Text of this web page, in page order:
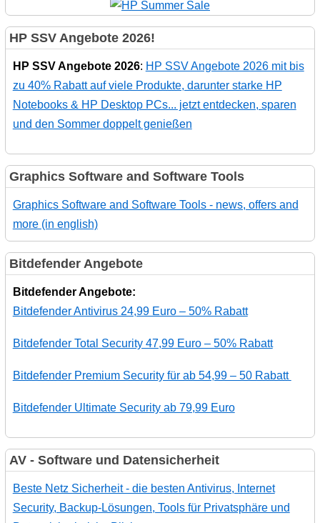
HP SSV Angebote 2026!
HP SSV Angebote 2026: HP SSV Angebote 2026 mit bis
zu 40% Rabatt auf viele Produkte, darunter starke HP
Notebooks & HP Desktop PCs... jetzt entdecken, sparen
und den Sommer doppelt genießen
Graphics Software and Software Tools
Graphics Software and Software Tools - news, offers and
more (in english)
Bitdefender Angebote
Bitdefender Angebote:
Bitdefender Antivirus 24,99 Euro – 50% Rabatt
Bitdefender Total Security 47,99 Euro – 50% Rabatt
Bitdefender Premium Security für ab 54,99 – 50 Rabatt
Bitdefender Ultimate Security ab 79,99 Euro
AV - Software und Datensicherheit
Beste Netz Sicherheit - die besten Antivirus, Internet
Security, Backup-Lösungen, Tools für Privatsphäre und